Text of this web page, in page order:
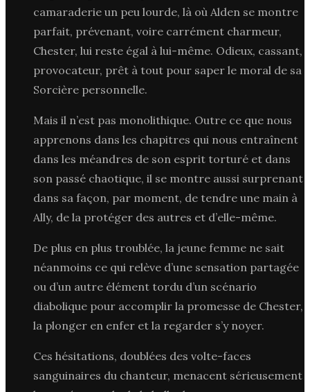
camaraderie un peu lourde, là où Alden se montre
parfait, prévenant, voire carrément charmeur,
Chester, lui reste égal à lui-même. Odieux, cassant,
provocateur, prêt à tout pour saper le moral de sa
Sorcière personnelle.
Mais il n’est pas monolithique. Outre ce que nous
apprenons dans les chapitres qui nous entraînent
dans les méandres de son esprit torturé et dans
son passé chaotique, il se montre aussi surprenant
dans sa façon, par moment, de tendre une main à
Ally, de la protéger des autres et d’elle-même.
De plus en plus troublée, la jeune femme ne sait
néanmoins ce qui relève d’une sensation partagée
ou d’un autre élément tordu d’un scénario
diabolique pour accomplir la promesse de Chester,
la plonger en enfer et la regarder s’y noyer.
Ces hésitations, doublées des volte-faces
sanguinaires du chanteur, menacent sérieusement